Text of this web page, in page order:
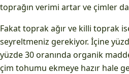
toprağın verimi artar ve çimler
Fakat toprak ağır ve killi toprak
seyreltmeniz gerekiyor. İçine
yüzde 30 oranında organik
çim tohumu ekmeye hazır hale